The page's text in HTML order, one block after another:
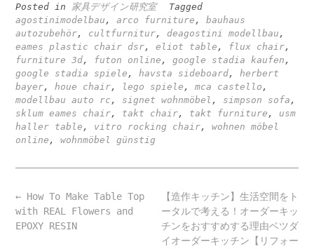
Posted in 家具デザイン研究室
Tagged
agostinimodelbau , arco furniture , bauhaus
autozubehör, cultfurnitur, deagostini modellbau ,
eames plastic chair dsr, eliot table , flux chair,
furniture 3d, futon online , google stadia kaufen ,
google stadia spiele , havsta sideboard, herbert
bayer, houe chair, lego spiele , mca castello ,
modellbau auto rc , signet wohnmöbel , simpson sofa ,
sklum eames chair, takt chair, takt furniture , usm
haller table , vitro rocking chair, wohnen möbel
online , wohnmöbel günstig
Post
navigation
【造作キッチン】生活空間をト
ータルで考える！オーダーキッ
チンをおすすめする理由ベツダ
イオーダーキッチン【リフォー
← How To Make Table Top
with REAL Flowers and
EPOXY RESIN